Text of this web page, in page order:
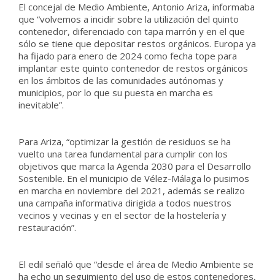
El concejal de Medio Ambiente, Antonio Ariza, informaba
que “volvemos a incidir sobre la utilización del quinto
contenedor, diferenciado con tapa marrón y en el que
sólo se tiene que depositar restos orgánicos. Europa ya
ha fijado para enero de 2024 como fecha tope para
implantar este quinto contenedor de restos orgánicos
en los ámbitos de las comunidades autónomas y
municipios, por lo que su puesta en marcha es
inevitable”.
Para Ariza, “optimizar la gestión de residuos se ha
vuelto una tarea fundamental para cumplir con los
objetivos que marca la Agenda 2030 para el Desarrollo
Sostenible. En el municipio de Vélez-Málaga lo pusimos
en marcha en noviembre del 2021, además se realizo
una campaña informativa dirigida a todos nuestros
vecinos y vecinas y en el sector de la hostelería y
restauración”.
El edil señaló que “desde el área de Medio Ambiente se
ha echo un seguimiento del uso de estos contenedores,